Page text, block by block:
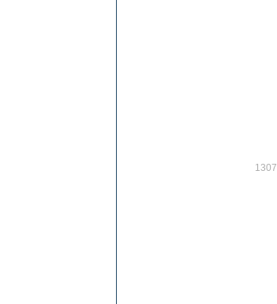
1307.